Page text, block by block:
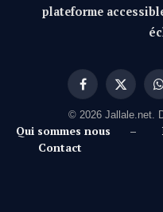
plateforme
Facebook
X
© 2026 Jallale.net.
Qui sommes nous –
Contact